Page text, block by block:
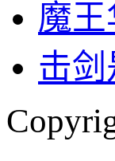
魔
击